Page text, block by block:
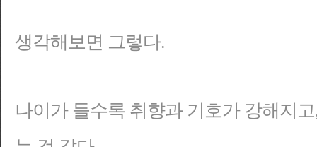
생각해보면 그렇다.
나이가 들수록 취향과 기호가 강해지